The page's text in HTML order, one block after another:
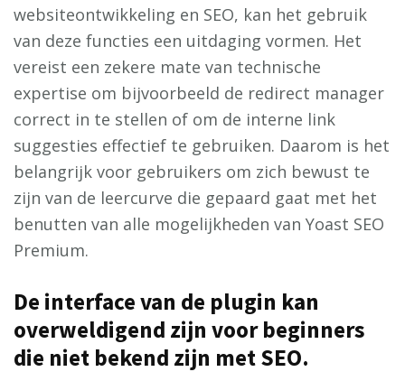
websiteontwikkeling en SEO, kan het gebruik
van deze functies een uitdaging vormen. Het
vereist een zekere mate van technische
expertise om bijvoorbeeld de redirect manager
correct in te stellen of om de interne link
suggesties effectief te gebruiken. Daarom is het
belangrijk voor gebruikers om zich bewust te
zijn van de leercurve die gepaard gaat met het
benutten van alle mogelijkheden van Yoast SEO
Premium.
De interface van de plugin kan
overweldigend zijn voor beginners
die niet bekend zijn met SEO.